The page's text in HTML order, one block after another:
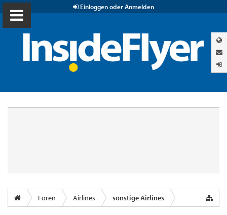
Einloggen oder Anmelden
Foren Airlines sonstige Airlines